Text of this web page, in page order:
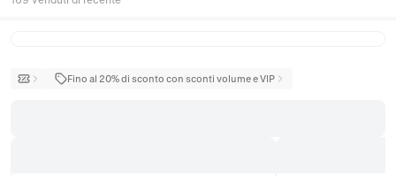
Fino al 20% di sconto con sconti volume e VIP